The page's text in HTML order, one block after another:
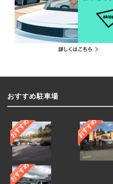
おすすめ駐車場
おすすめ おすすめ
おすすめ